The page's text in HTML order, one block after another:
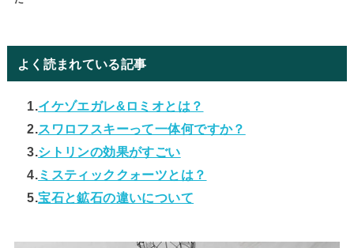
よく読まれている記事
1.イケゾエガレ&ロミオとは？
2.スワロフスキーって一体何ですか？
3.シトリンの効果がすごい
4.ミスティッククォーツとは？
5.宝石と鉱石の違いについて